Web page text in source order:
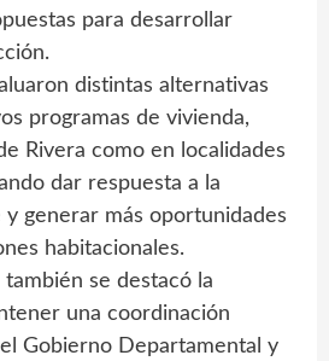
para desarrollar
distintas alternativas
programas de vivienda,
Rivera como en localidades
dar respuesta a la
generar más oportunidades
habitacionales.
se destacó la
una coordinación
Gobierno Departamental y